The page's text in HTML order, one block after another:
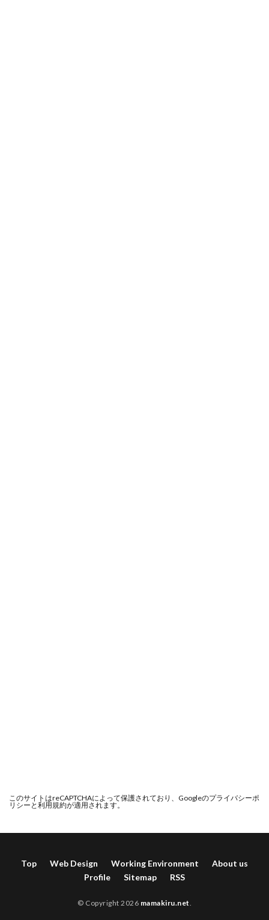
このサイトはreCAPTCHAによって保護されており、Googleのプライバシーポ
リシー と 利用規約が適用されます。
Top Web Design Working Environment
About us
Profile
Sitemap RSS
© Copyright 2026 mamakiru.net